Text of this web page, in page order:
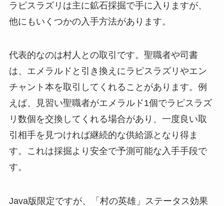
ラピスラズリは主に鉱石採掘で手に入りますが、
他にもいくつかの入手方法があります。
代表的なのは村人との取引です。聖職者や司書
は、エメラルドと引き換えにラピスラズリやエン
チャント本を取引してくれることがあります。例
えば、見習い聖職者がエメラルド1個でラピスラズ
リ数個を交換してくれる場合があり、一度良い取
引相手を見つければ継続的な供給源となり得ま
す。これは採掘より安全で予測可能な入手手段で
す。
Java版限定ですが、「村の英雄」ステータス効果